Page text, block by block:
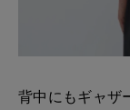
背中にもギャザ